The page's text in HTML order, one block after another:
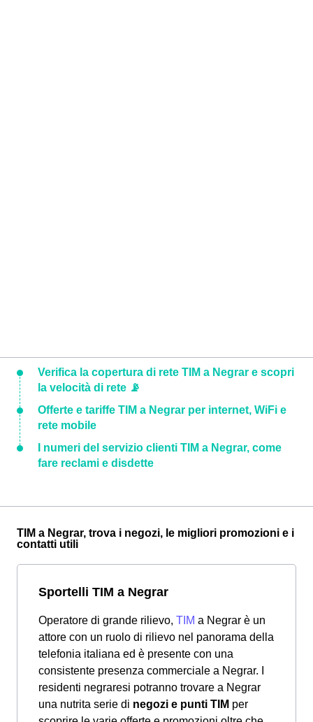
Verifica la copertura di rete TIM a Negrar e scopri
la velocità di rete 📡
Offerte e tariffe TIM a Negrar per internet, WiFi e
rete mobile
I numeri del servizio clienti TIM a Negrar, come
fare reclami e disdette
TIM a Negrar, trova i negozi, le migliori promozioni e i
contatti utili
Sportelli TIM a Negrar
Operatore di grande rilievo, TIM a Negrar è un
attore con un ruolo di rilievo nel panorama della
telefonia italiana ed è presente con una
consistente presenza commerciale a Negrar. I
residenti negraresi potranno trovare a Negrar
una nutrita serie di negozi e punti TIM per